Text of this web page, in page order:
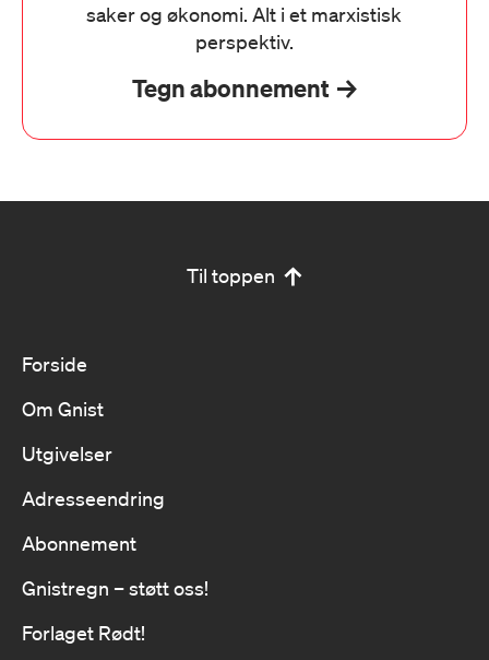
saker og økonomi. Alt i et marxistisk
perspektiv.
Tegn abonnement
Til toppen
Forside
Om Gnist
Utgivelser
Adresseendring
Abonnement
Gnistregn – støtt oss!
Forlaget Rødt!